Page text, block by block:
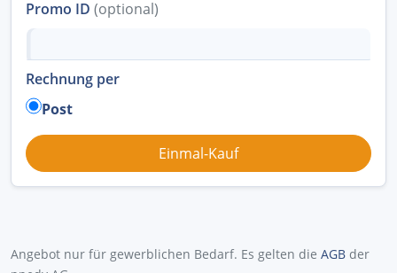
Promo ID (optional)
Rechnung per
Post
Angebot nur für gewerblichen Bedarf. Es gelten die AGB der